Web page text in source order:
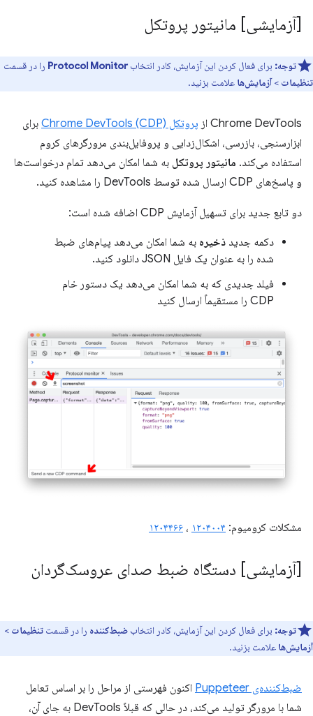
[آزمایشی] مانیتور پروتکل
توجه: برای فعال کردن این آزمایش، کادر انتخاب Protocol Monitor را در قسمت
تنظیمات >آزمایش‌ها علامت بزنید.
Chrome DevTools از پروتکل Chrome DevTools (CDP)
برای
ابزارسنجی، بازرسی، اشکال‌زدایی و پروفایل‌بندی مرورگرهای کروم
استفاده می‌کند. مانیتور پروتکل به شما امکان می‌دهد تمام درخواست‌ها
و پاسخ‌های CDP ارسال شده توسط DevTools را مشاهده کنید.
دو تابع جدید برای تسهیل آزمایش CDP اضافه شده است:
دکمه جدید ذخیره به شما امکان می‌دهد پیام‌های ضبط
شده را به عنوان یک فایل JSON دانلود کنید.
فیلد جدیدی که به شما امکان می‌دهد یک دستور خام
CDP را مستقیماً ارسال کنید
مشکلات کرومیوم: ۱۲۰۴۰۰۴ ، ۱۲۰۴۴۶۶
[آزمایشی] دستگاه ضبط صدای عروسک‌گردان
توجه: برای فعال کردن این آزمایش، کادر انتخاب ضبط‌کننده را در قسمت تنظیمات >
آزمایش‌ها علامت بزنید.
ضبط‌کننده‌ی Puppeteer
اکنون فهرستی از مراحل را بر اساس تعامل
شما با مرورگر تولید می‌کند، در حالی که قبلاً DevTools به جای آن،